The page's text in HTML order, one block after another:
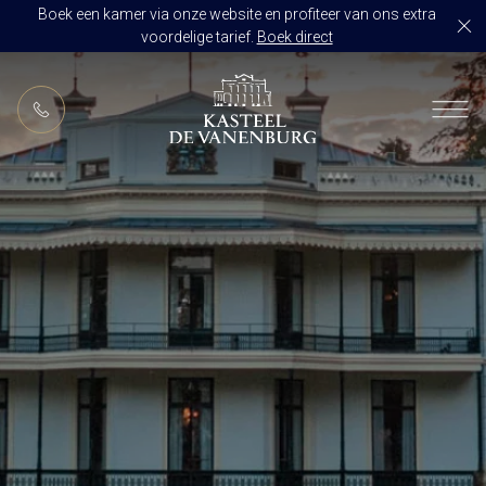
Boek een kamer via onze website en profiteer van ons extra
voordelige tarief. Boek direct
NL
RESTAURANT DE VANENBURG
BRASSERIE DE HOEVE
CULINAIR GENIETEN ARRANGEMENT
KAMERS
ARRANGEMENTEN
ALLES OP ÉÉN LOCATIE
TROUWZALEN
VOORBEELDOFFERTE
BRUIDSSUITE
TROUWLOCATIE ROUTE
ARRANGEMENTEN
ACTIVITEITEN
CONGRES OF CONFERENTIE
EVENEMENT
VERGADEREN MET OVERNACHTING
JUBILEUM
FEEST
GROEPSDINER
OVER KASTEEL DE VANENBURG